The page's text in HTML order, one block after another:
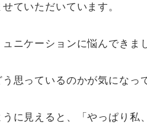
ていただいています。
ニケーションに悩んできま
思っているのかが気になっ
に見えると、「やっぱり私